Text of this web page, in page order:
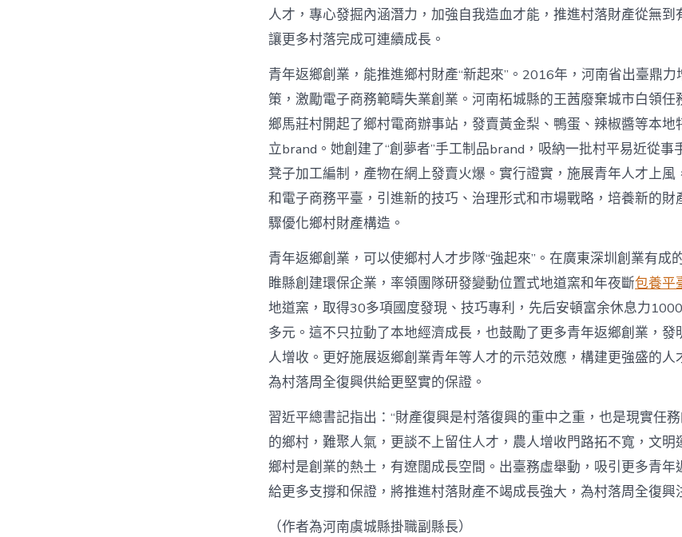
人才，專心發掘內涵潛力，加強自我造血才能，推進村落財產從無到
讓更多村落完成可連續成長。
青年返鄉創業，能推進鄉村財產“新起來”。2016年，河南省出臺鼎
策，激勵電子商務範疇失業創業。河南柘城縣的王茜廢棄城市白領任
鄉馬莊村開起了鄉村電商辦事站，發賣黃金梨、鴨蛋、辣椒醬等本地
立brand。她創建了“創夢者”手工制品brand，吸納一批村平易近從事
凳子加工編制，產物在網上發賣火爆。實行證實，施展青年人才上風
和電子商務平臺，引進新的技巧、治理形式和市場戰略，培養新的財
驟優化鄉村財產構造。
青年返鄉創業，可以使鄉村人才步隊“強起來”。在廣東深圳創業有成
睢縣創建環保企業，率領團隊研發變動位置式地道窯和年夜斷包養平
地道窯，取得30多項國度發現、技巧專利，先后安頓富余休息力
多元。這不只拉動了本地經濟成長，也鼓勵了更多青年返鄉創業，發
人增收。更好施展返鄉創業青年等人才的示范效應，構建更強盛的人
為村落周全復興供給更堅實的保證。
習近平總書記指出：“財產復興是村落復興的重中之重，也是現實任
的鄉村，難聚人氣，更談不上留住人才，農人增收門路拓不寬，文明
鄉村是創業的熱土，有遼闊成長空間。出臺務虛舉動，吸引更多青年
給更多支撐和保證，將推進村落財產不竭成長強大，為村落周全復興
（作者為河南虞城縣掛職副縣長）